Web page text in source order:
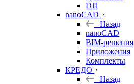
DJI
nanoCAD
Назад
nanoCAD
BIM-решения
Приложения
Комплекты
КРЕДО
Назад